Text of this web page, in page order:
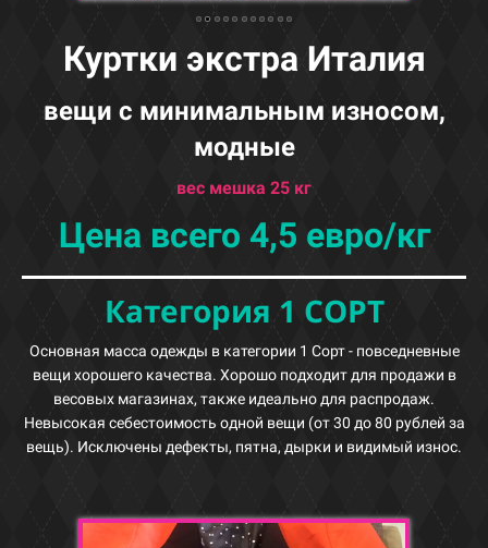
Куртки экстра Италия
вещи с минимальным износом,
модные
вес мешка 25 кг
Цена всего 4,5 евро/кг
Категория 1 СОРТ
Основная масса одежды в категории 1 Сорт - повседневные
вещи хорошего качества. Хорошо подходит для продажи в
весовых магазинах, также идеально для распродаж.
Невысокая себестоимость одной вещи (от 30 до 80 рублей за
вещь). Исключены дефекты, пятна, дырки и видимый износ.